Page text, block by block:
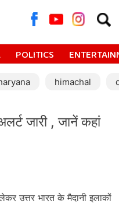
for:
POLITICS
himachal
जारी , जानें कहां
उत्तर भारत के मैदानी इलाकों